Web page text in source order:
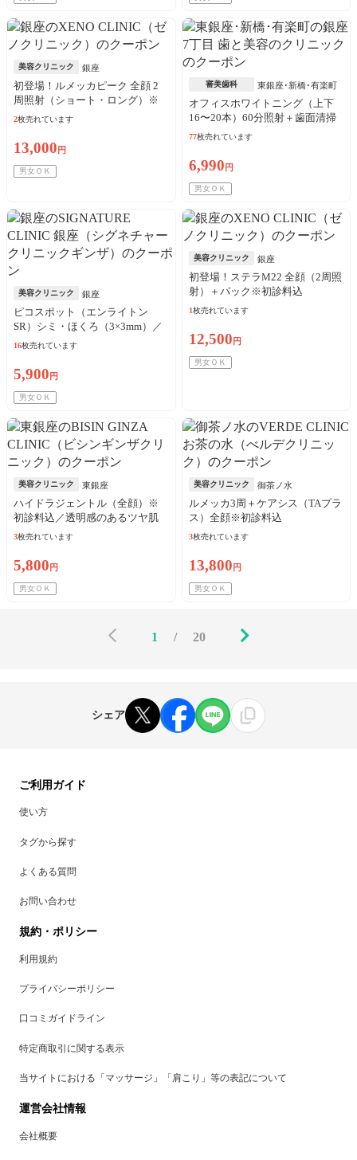
美容クリニック 銀座
初登場！ルメッカピーク 全顔 2
周照射（ショート・ロング）※
初診料込
2枚売れています
13,000 円
男女ＯＫ
審美歯科 東銀座･新橋･有楽町
オフィスホワイトニング（上下
16〜20本）60分照射＋歯面清掃
※初診料込
77枚売れています
6,990 円
男女ＯＫ
美容クリニック 銀座
ピコスポット（エンライトン
SR）シミ・ほくろ（3×3mm）／
10枚可
16枚売れています
5,900 円
男女ＯＫ
美容クリニック 銀座
初登場！ステラM22 全顔（2周照
射）＋パック※初診料込
1枚売れています
12,500 円
男女ＯＫ
美容クリニック 東銀座
ハイドラジェントル（全顔）※
初診料込／透明感のあるツヤ肌
へ
3枚売れています
5,800 円
男女ＯＫ
美容クリニック 御茶ノ水
ルメッカ3周＋ケアシス（TAプラ
ス）全顔※初診料込
3枚売れています
13,800 円
男女ＯＫ
1 / 20
シェア
ご利用ガイド
使い方
タグから探す
よくある質問
お問い合わせ
規約・ポリシー
利用規約
プライバシーポリシー
口コミガイドライン
特定商取引に関する表示
当サイトにおける「マッサージ」「肩こり」等の表記について
運営会社情報
会社概要